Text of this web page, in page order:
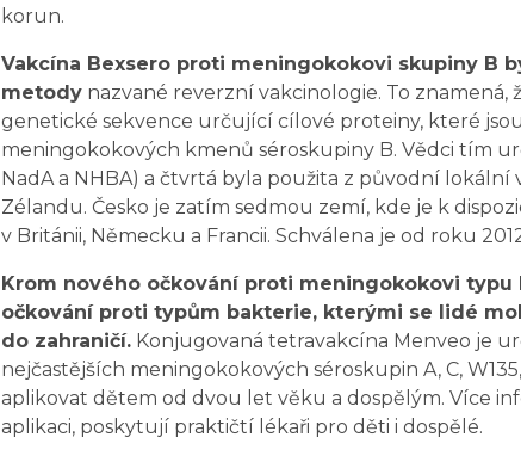
korun.
Vakcína Bexsero proti meningokokovi skupiny B
metody nazvané reverzní vakcinologie. To znamená,
genetické sekvence určující cílové proteiny, které
meningokokových kmenů séroskupiny B. Vědci tím
NadA a NHBA) a čtvrtá byla použita z původní lokální
Zélandu. Česko je zatím sedmou zemí, kde je k
v Británii, Německu a Francii. Schválena je od roku
Krom nového očkování proti meningokokovi typu
očkování proti typům bakterie, kterými se lidé
do zahraničí. Konjugovaná tetravakcína Menveo je
nejčastějších meningokokových séroskupin A, C,
aplikovat dětem od dvou let věku a dospělým. Více
aplikaci, poskytují praktičtí lékaři pro děti i dospělé.